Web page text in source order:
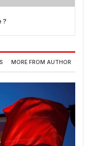
?
MORE FROM AUTHOR